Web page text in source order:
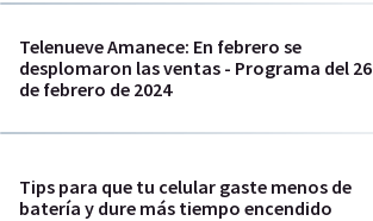
Telenueve Amanece: En febrero se
desplomaron las ventas - Programa del 26
de febrero de 2024
Tips para que tu celular gaste menos de
batería y dure más tiempo encendido